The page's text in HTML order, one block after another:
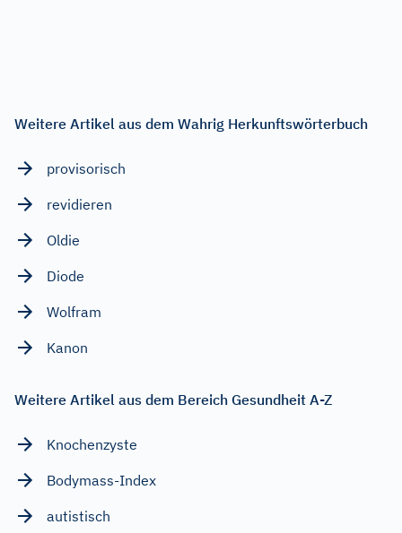
Weitere Artikel aus dem Wahrig Herkunftswörterbuch
provisorisch
revidieren
Oldie
Diode
Wolfram
Kanon
Weitere Artikel aus dem Bereich Gesundheit A-Z
Knochenzyste
Bodymass-Index
autistisch